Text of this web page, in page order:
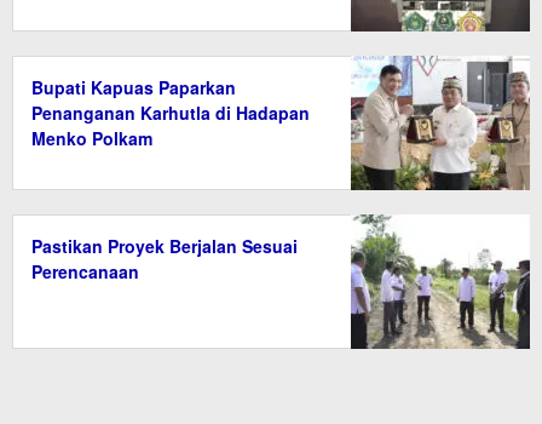
Bupati Kapuas Paparkan
Penanganan Karhutla di Hadapan
Menko Polkam
Pastikan Proyek Berjalan Sesuai
Perencanaan